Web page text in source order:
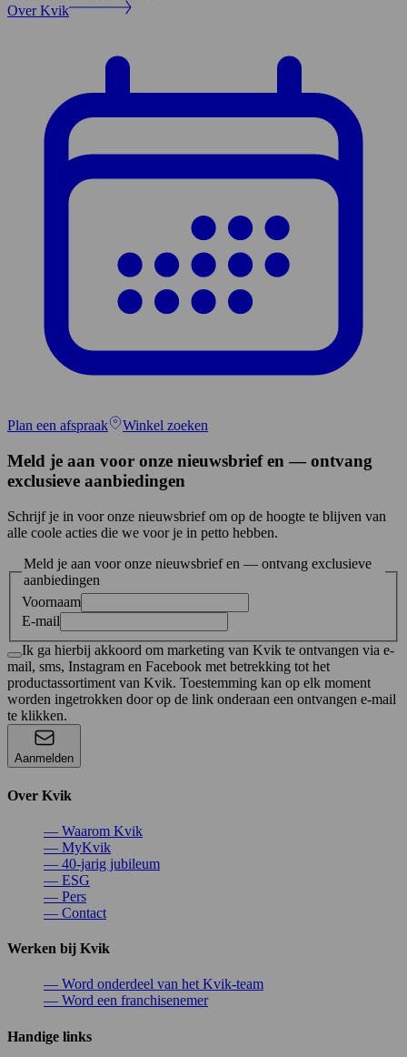
Over Kvik
Plan een afspraak Winkel zoeken
Meld je aan voor onze nieuwsbrief en — ontvang
exclusieve aanbiedingen
Schrijf je in voor onze nieuwsbrief om op de hoogte te blijven van
alle coole acties die we voor je in petto hebben.
Meld je aan voor onze nieuwsbrief en — ontvang exclusieve
aanbiedingen
Voornaam
E-mail
Ik ga hierbij akkoord om marketing van Kvik te ontvangen via e-
mail, sms, Instagram en Facebook met betrekking tot het
productassortiment van Kvik. Toestemming kan op elk moment
worden ingetrokken door op de link onderaan een ontvangen e-mail
te klikken.
Aanmelden
Over Kvik
— Waarom Kvik
— MyKvik
— 40-jarig jubileum
— ESG
— Pers
— Contact
Werken bij Kvik
— Word onderdeel van het Kvik-team
— Word een franchisenemer
Handige links